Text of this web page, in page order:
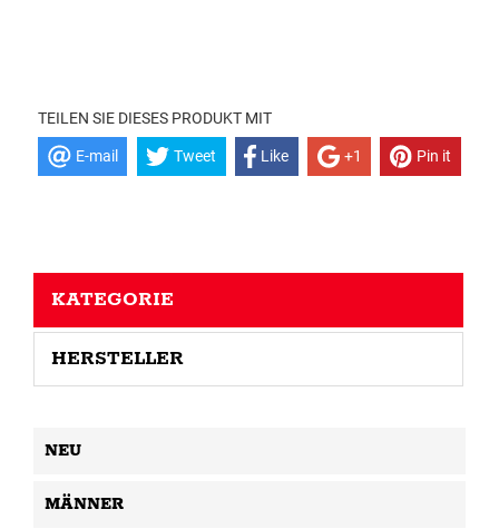
TEILEN SIE DIESES PRODUKT MIT
E-mail Tweet Like +1 Pin it
KATEGORIE
HERSTELLER
NEU
MÄNNER